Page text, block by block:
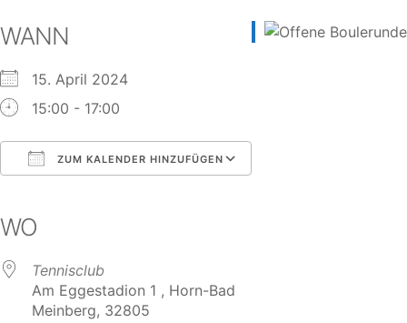
WANN
15. April 2024
15:00 - 17:00
ZUM KALENDER HINZUFÜGEN
WO
Tennisclub
Am Eggestadion 1 , Horn-Bad
Meinberg, 32805